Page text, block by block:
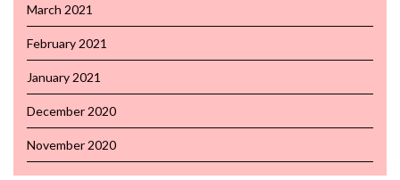
March 2021
February 2021
January 2021
December 2020
November 2020